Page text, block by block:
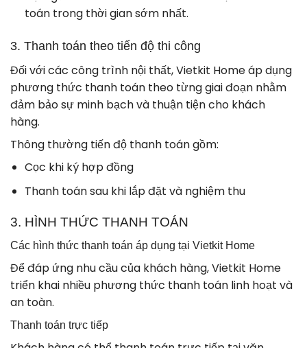
toán trong thời gian sớm nhất.
3. Thanh toán theo tiến độ thi công
Đối với các công trình nội thất, Vietkit Home áp dụng
phương thức thanh toán theo từng giai đoạn nhằm
đảm bảo sự minh bạch và thuận tiện cho khách
hàng.
Thông thường tiến độ thanh toán gồm:
Cọc khi ký hợp đồng
Thanh toán sau khi lắp đặt và nghiệm thu
3. HÌNH THỨC THANH TOÁN
Các hình thức thanh toán áp dụng tại Vietkit Home
Để đáp ứng nhu cầu của khách hàng, Vietkit Home
triển khai nhiều phương thức thanh toán linh hoạt và
an toàn.
Thanh toán trực tiếp